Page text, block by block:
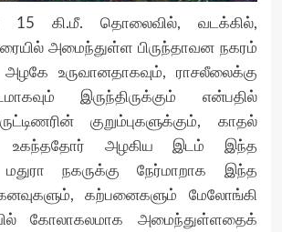
15 கி.மீ. தொலைவில், வடக்கில்,
அமைந்துள்ள பிருந்தாவன நகரம்
உருவானதாகவும், ராசலீலைக்கு
இருந்திருக்கும் என்பதில்
குறும்புகளுக்கும், காதல்
உகந்ததோர் அழகிய இடம் இந்த
மதுரா நகருக்கு நேர்மாறாக இந்த
கற்பனைகளும் மேலோங்கி
கோலாகலமாக அமைந்துள்ளதைக்